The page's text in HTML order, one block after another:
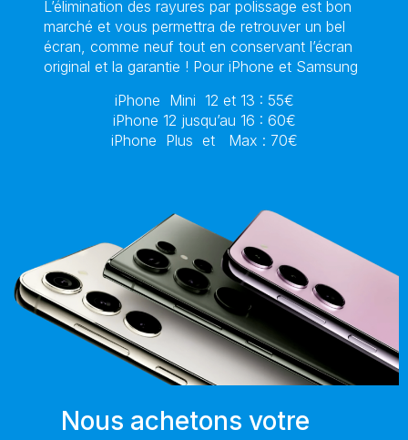
L’élimination des rayures par polissage est bon
marché et vous permettra de retrouver un bel
écran, comme neuf tout en conservant l’écran
original et la garantie ! Pour iPhone et Samsung
iPhone Mini 12 et 13 : 55€
iPhone 12 jusqu’au 16 : 60€
iPhone Plus et Max : 70€
Nous achetons votre